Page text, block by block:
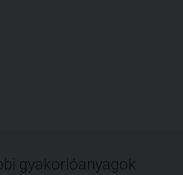
gyakorlóanyagok